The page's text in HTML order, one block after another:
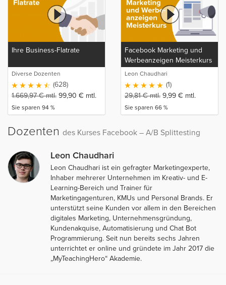
Ihre Business-Flatrate
Diverse Dozenten
(628)
1.669,97€mtl. 99,90 € mtl.
Sie sparen 94 %
Facebook Marketing und
Werbeanzeigen Meisterkurs
Leon Chaudhari
(1)
29,81€mtl. 9,99 € mtl.
Sie sparen 66 %
Dozenten des Kurses Facebook – A/B Splittesting
Leon Chaudhari
Leon Chaudhari ist ein gefragter Marketingexperte,
Inhaber mehrerer Unternehmen im Kreativ- und E-
Learning-Bereich und Trainer für
Marketingagenturen, KMUs und Personal Brands. Er
unterstützt seine Kunden vor allem in den Bereichen
digitales Marketing, Unternehmensgründung,
Kundenakquise, Automatisierung und Chat Bot
Programmierung. Seit nun bereits sechs Jahren
unterrichtet er online und gründete im Jahr 2017 die
„MyTeachingHero“ Akademie.